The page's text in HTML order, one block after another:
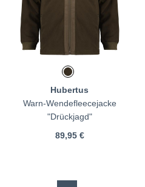
Hubertus
Warn-Wendefleecejacke
"Drückjagd"
89,95 €